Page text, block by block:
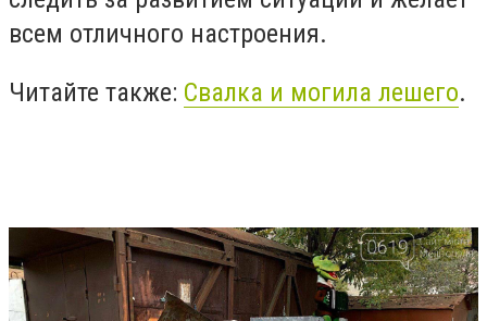
всем отличного настроения.
Читайте также: Свалка и могила лешего.